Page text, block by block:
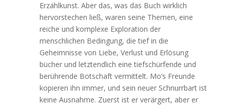
Erzählkunst. Aber das, was das Buch wirklich
hervorstechen ließ, waren seine Themen, eine
reiche und komplexe Exploration der
menschlichen Bedingung, die tief in die
Geheimnisse von Liebe, Verlust und Erlösung
bücher und letztendlich eine tiefschürfende und
berührende Botschaft vermittelt. Mo’s Freunde
kopieren ihn immer, und sein neuer Schnurrbart ist
keine Ausnahme. Zuerst ist er verärgert, aber er